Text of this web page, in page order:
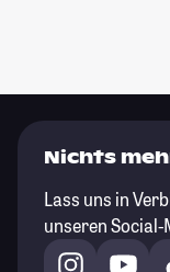
Nichts
Lass uns in
unseren Social-